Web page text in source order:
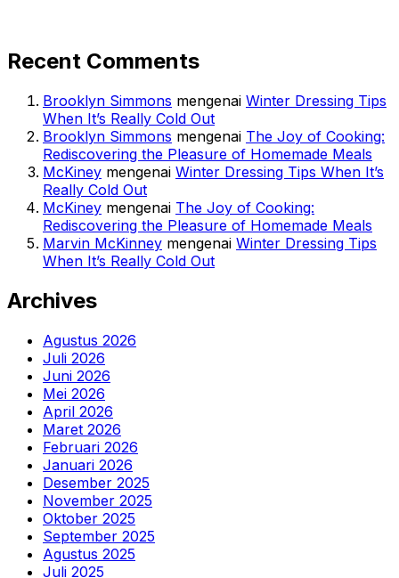
Recent Comments
Brooklyn Simmons mengenai Winter Dressing Tips
When It’s Really Cold Out
Brooklyn Simmons mengenai The Joy of Cooking:
Rediscovering the Pleasure of Homemade Meals
McKiney mengenai Winter Dressing Tips When It’s
Really Cold Out
McKiney mengenai The Joy of Cooking:
Rediscovering the Pleasure of Homemade Meals
Marvin McKinney mengenai Winter Dressing Tips
When It’s Really Cold Out
Archives
Agustus 2026
Juli 2026
Juni 2026
Mei 2026
April 2026
Maret 2026
Februari 2026
Januari 2026
Desember 2025
November 2025
Oktober 2025
September 2025
Agustus 2025
Juli 2025